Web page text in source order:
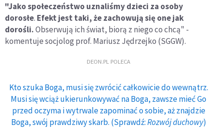
"Jako społeczeństwo uznaliśmy dzieci za osoby
dorosłe. Efekt jest taki, że zachowują się one jak
dorośli.Obserwują ich świat, biorą z niego co chcą" -
komentuje socjolog prof. Mariusz Jędrzejko (SGGW).
DEON.PL POLECA
Kto szuka Boga, musi się zwrócić całkowicie do wewnątrz.
Musi się wciąż ukierunkowywać na Boga, zawsze mieć Go
przed oczyma i wytrwale zapominać o sobie, aż znajdzie
Boga, swój prawdziwy skarb. (Sprawdź:Rozwój duchowy)